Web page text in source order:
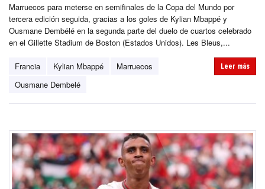
Marruecos para meterse en semifinales de la Copa del Mundo por
tercera edición seguida, gracias a los goles de Kylian Mbappé y
Ousmane Dembélé en la segunda parte del duelo de cuartos celebrado
en el Gillette Stadium de Boston (Estados Unidos). Les Bleus,...
Francia Kylian Mbappé
Marruecos
Ousmane Dembelé
Leer más